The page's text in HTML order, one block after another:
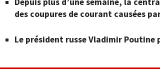
Depuis plus d’une semaine, la
des coupures de courant causées
Le président russe Vladimir